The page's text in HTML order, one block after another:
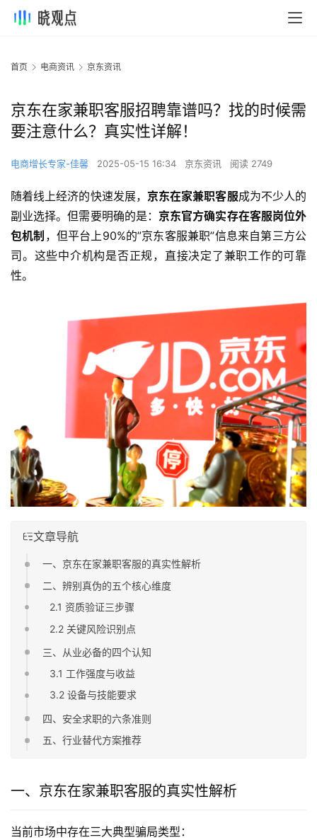
首页 电商资讯 京东资讯
京东在家兼职客服招聘靠谱吗？找的时候需
要注意什么？真实性详解！
电商增长专家-佳馨 2025-05-15 16:34 京东资讯 阅读 2749
随着线上经济的快速发展， 京东在家兼职客服成为不少人的
副业选择。但需要明确的是： 京东官方确实存在客服岗位外
包机制 ，但平台上90%的”京东客服兼职”信息来自第三方公
司。这些中介机构是否正规，直接决定了兼职工作的可靠
性。
文章导航
一、京东在家兼职客服的真实性解析
二、辨别真伪的五个核心维度
2.1 资质验证三步骤
2.2 关键风险识别点
三、从业必备的四个认知
3.1 工作强度与收益
3.2 设备与技能要求
四、安全求职的六条准则
五、行业替代方案推荐
一、京东在家兼职客服的真实性解析
当前市场中存在三大典型骗局类型：